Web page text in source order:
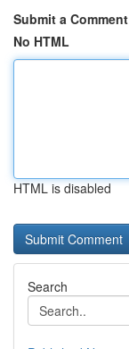
Submit a Comment
No HTML
HTML is disabled
Search